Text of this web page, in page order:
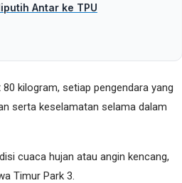
Antar ke TPU
kilogram, setiap pengendara yang
serta keselamatan selama dalam
cuaca hujan atau angin kencang,
Timur Park 3.